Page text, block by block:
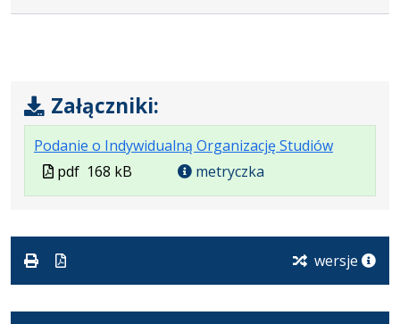
Załączniki:
Podanie o Indywidualną Organizację Studiów...
karcie.
Plik
w
pdf 168 kB metryczka
wersje